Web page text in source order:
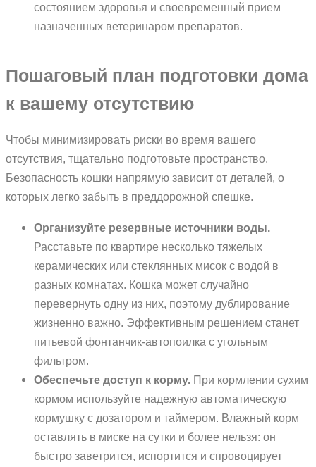
состоянием здоровья и своевременный прием
назначенных ветеринаром препаратов.
Пошаговый план подготовки дома
к вашему отсутствию
Чтобы минимизировать риски во время вашего
отсутствия, тщательно подготовьте пространство.
Безопасность кошки напрямую зависит от деталей, о
которых легко забыть в преддорожной спешке.
Организуйте резервные источники воды.
Расставьте по квартире несколько тяжелых
керамических или стеклянных мисок с водой в
разных комнатах. Кошка может случайно
перевернуть одну из них, поэтому дублирование
жизненно важно. Эффективным решением станет
питьевой фонтанчик-автопоилка с угольным
фильтром.
Обеспечьте доступ к корму. При кормлении сухим
кормом используйте надежную автоматическую
кормушку с дозатором и таймером. Влажный корм
оставлять в миске на сутки и более нельзя: он
быстро заветрится, испортится и спровоцирует